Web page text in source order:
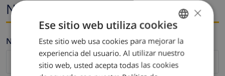
Nombre y correo electrónico
Nombre * ENGLISH
DUTCH
FRENCH
×
Ese sitio web utiliza cookies
Este sitio web usa cookies para mejorar la
experiencia del usuario. Al utilizar nuestro
sitio web, usted acepta todas las cookies